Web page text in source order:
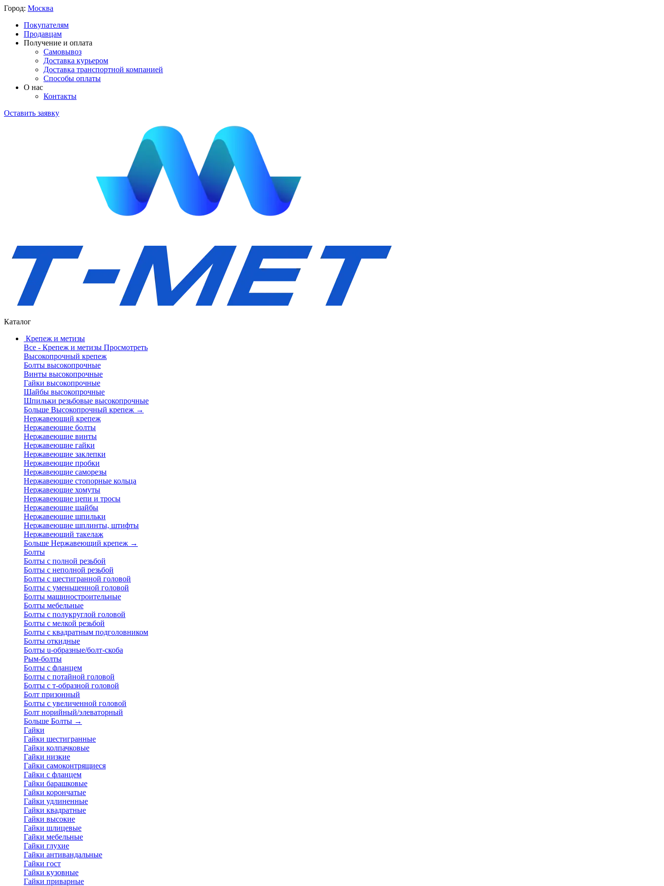
Город: Москва
Покупателям
Продавцам
Получение и оплата
Самовывоз
Доставка курьером
Доставка транспортной компанией
Способы оплаты
О нас
Контакты
Оставить заявку
Каталог
Крепеж и метизы
Все - Крепеж и метизы Просмотреть
Высокопрочный крепеж
Болты высокопрочные
Винты высокопрочные
Гайки высокопрочные
Шайбы высокопрочные
Шпильки резьбовые высокопрочные
Больше Высокопрочный крепеж →
Нержавеющий крепеж
Нержавеющие болты
Нержавеющие винты
Нержавеющие гайки
Нержавеющие заклепки
Нержавеющие пробки
Нержавеющие саморезы
Нержавеющие стопорные кольца
Нержавеющие хомуты
Нержавеющие цепи и тросы
Нержавеющие шайбы
Нержавеющие шпильки
Нержавеющие шплинты, штифты
Нержавеющий такелаж
Больше Нержавеющий крепеж →
Болты
Болты с полной резьбой
Болты с неполной резьбой
Болты с шестигранной головой
Болты с уменьшенной головой
Болты машиностроительные
Болты мебельные
Болты с полукруглой головой
Болты с мелкой резьбой
Болты с квадратным подголовником
Болты откидные
Болты u-образные/болт-скоба
Рым-болты
Болты с фланцем
Болты с потайной головой
Болты с т-образной головой
Болт призонный
Болты с увеличенной головой
Болт норийный/элеваторный
Больше Болты →
Гайки
Гайки шестигранные
Гайки колпачковые
Гайки низкие
Гайки самоконтрящиеся
Гайки с фланцем
Гайки барашковые
Гайки корончатые
Гайки удлиненные
Гайки квадратные
Гайки высокие
Гайки шлицевые
Гайки мебельные
Гайки глухие
Гайки антивандальные
Гайки гост
Гайки кузовные
Гайки приварные